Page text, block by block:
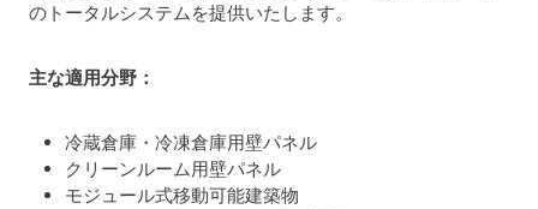
のトータルシステムを提供いたします。
主な適用分野：
冷蔵倉庫・冷凍倉庫用壁パネル
クリーンルーム用壁パネル
モジュール式移動可能建築物